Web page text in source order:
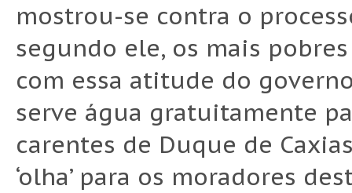
mostrou-se contra o
segundo ele, os mais
com essa atitude do
serve água gratuitamente
carentes de Duque de
‘olha’ para os moradores